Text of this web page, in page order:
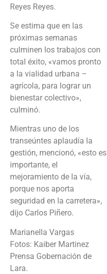
Reyes Reyes.
Se estima que en las
próximas semanas
culminen los trabajos con
total éxito, «vamos pronto
a la vialidad urbana –
agrícola, para lograr un
bienestar colectivo»,
culminó.
Mientras uno de los
transeúntes aplaudía la
gestión, mencionó, «esto es
importante, el
mejoramiento de la vía,
porque nos aporta
seguridad en la carretera»,
dijo Carlos Piñero.
Marianella Vargas
Fotos: Kaiber Martinez
Prensa Gobernación de
Lara.